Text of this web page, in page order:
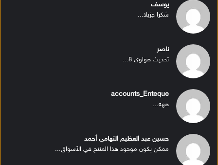
يوسف
شكرا جزيلا...
ناصر
تحديث هواوي 8...
accounts_Enteque
ههه...
حسين عبد العظيم التهامى أحمد
ممكن يكون موجود هذا المنتج في الأسواق...